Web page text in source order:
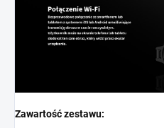
Zawartość zestawu: